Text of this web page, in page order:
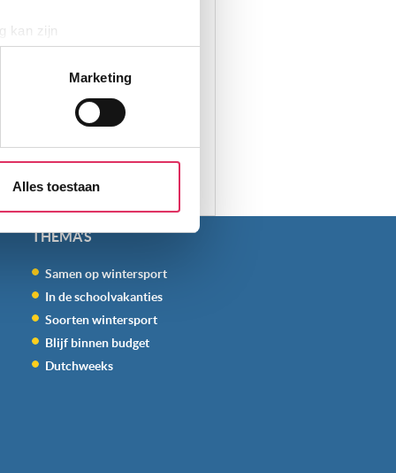
kan zijn
detailgedeeltein. U kunt uw
jouw gebruik van onze site
kunnen deze gegevens
‘verander jouw
Marketing
Alles toestaan
THEMA'S
Samen op wintersport
In de schoolvakanties
Soorten wintersport
Blijf binnen budget
Dutchweeks